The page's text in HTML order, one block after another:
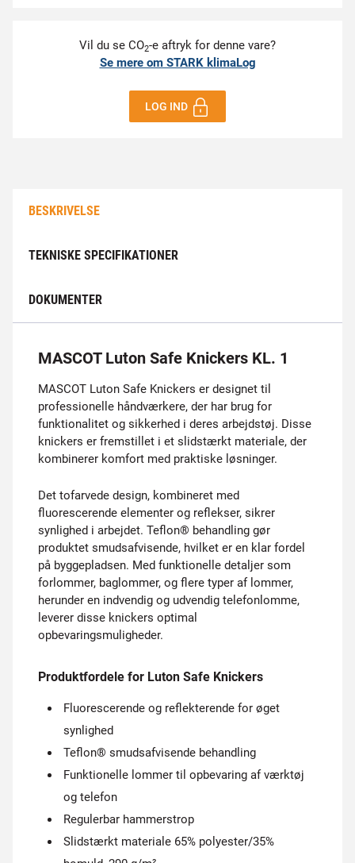
Vil du se CO2-e aftryk for denne vare?
Se mere om STARK klimaLog
LOG IND
BESKRIVELSE
TEKNISKE SPECIFIKATIONER
DOKUMENTER
MASCOT Luton Safe Knickers KL. 1
MASCOT Luton Safe Knickers er designet til
professionelle håndværkere, der har brug for
funktionalitet og sikkerhed i deres arbejdstøj. Disse
knickers er fremstillet i et slidstærkt materiale, der
kombinerer komfort med praktiske løsninger.
Det tofarvede design, kombineret med
fluorescerende elementer og reflekser, sikrer
synlighed i arbejdet. Teflon® behandling gør
produktet smudsafvisende, hvilket er en klar fordel
på byggepladsen. Med funktionelle detaljer som
forlommer, baglommer, og flere typer af lommer,
herunder en indvendig og udvendig telefonlomme,
leverer disse knickers optimal
opbevaringsmuligheder.
Produktfordele for Luton Safe Knickers
Fluorescerende og reflekterende for øget
synlighed
Teflon® smudsafvisende behandling
Funktionelle lommer til opbevaring af værktøj
og telefon
Regulerbar hammerstrop
Slidstærkt materiale 65% polyester/35%